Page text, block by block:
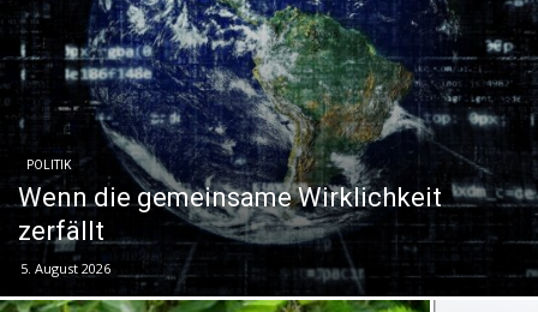
POLITIK
Wenn die gemeinsame Wirklichkeit
zerfällt
5. August 2026